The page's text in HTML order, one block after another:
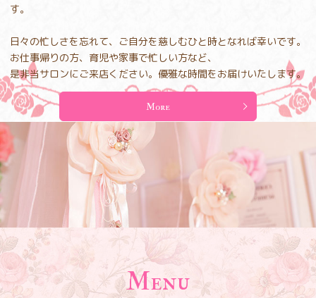
す。
日々の忙しさを忘れて、ご自分を慈しむひと時となれば幸いです。
お仕事帰りの方、育児や家事で忙しい方など、
是非当サロンにご来店ください。優雅な時間をお届けいたします。
More
Menu